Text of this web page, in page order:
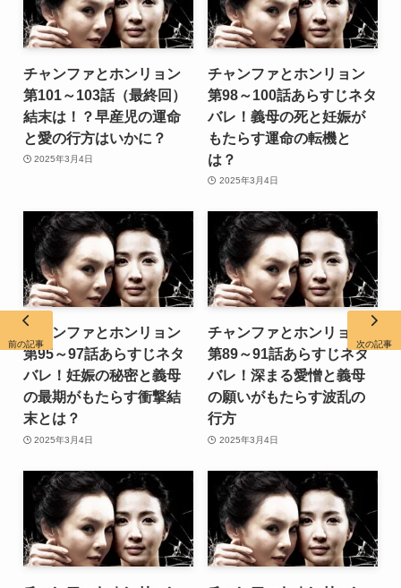
チャンファとホンリョン
第101～103話（最終回）
結末は！？早産児の運命
と愛の行方はいかに？
2025年3月4日
チャンファとホンリョン
第98～100話あらすじネタ
バレ！義母の死と妊娠が
もたらす運命の転機と
は？
2025年3月4日
チャンファとホンリョン
第95～97話あらすじネタ
バレ！妊娠の秘密と義母
の最期がもたらす衝撃結
末とは？
2025年3月4日
チャンファとホンリョン
第89～91話あらすじネタ
バレ！深まる愛憎と義母
の願いがもたらす波乱の
行方
2025年3月4日
前の記事 次の記事